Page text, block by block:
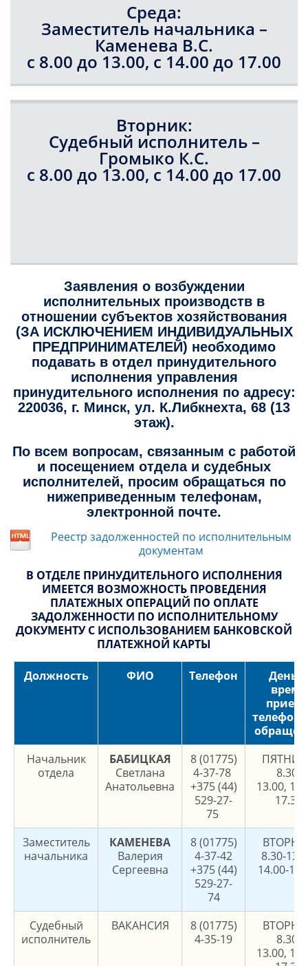
Среда:
Заместитель начальника –
Каменева В.С.
с 8.00 до 13.00, с 14.00 до 17.00
Вторник:
Судебный исполнитель –
Громыко К.С.
с 8.00 до 13.00, с 14.00 до 17.00
Заявления о возбуждении
исполнительных производств в
отношении субъектов хозяйствования
(ЗА ИСКЛЮЧЕНИЕМ ИНДИВИДУАЛЬНЫХ
ПРЕДПРИНИМАТЕЛЕЙ) необходимо
подавать в отдел принудительного
исполнения управления
принудительного исполнения по адресу:
220036, г. Минск, ул. К.Либкнехта, 68 (13
этаж).
По всем вопросам, связанным с работой
и посещением отдела и судебных
исполнителей, просим обращаться по
нижеприведенным телефонам,
электронной почте.
Реестр задолженностей по исполнительным
документам
В ОТДЕЛЕ ПРИНУДИТЕЛЬНОГО ИСПОЛНЕНИЯ
ИМЕЕТСЯ ВОЗМОЖНОСТЬ ПРОВЕДЕНИЯ
ПЛАТЕЖНЫХ ОПЕРАЦИЙ ПО ОПЛАТЕ
ЗАДОЛЖЕННОСТИ ПО ИСПОЛНИТЕЛЬНОМУ
ДОКУМЕНТУ С ИСПОЛЬЗОВАНИЕМ БАНКОВСКОЙ
ПЛАТЕЖНОЙ КАРТЫ
Должность ФИО Телефон
День и
время
Начальник
отдела
БАБИЦКАЯ
Светлана
Анатольевна
8 (01775)
4-37-78
+375 (44)
529-27-
75
8.30-
13.00,
17.30
Заместитель
начальника
КАМЕНЕВА
Валерия
Сергеевна
8 (01775)
4-37-42
+375 (44)
529-27-
74
8.30-
14.00-
Судебный
исполнитель
ВАКАНСИЯ
8 (01775)
4-35-19
8.30-
13.00,